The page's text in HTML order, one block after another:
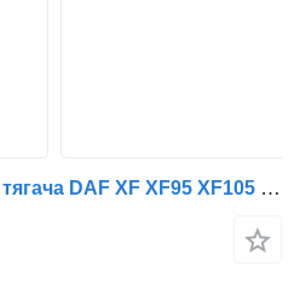
Кермовий редуктор до тягача DAF XF XF95 XF105 XF106 CF LF